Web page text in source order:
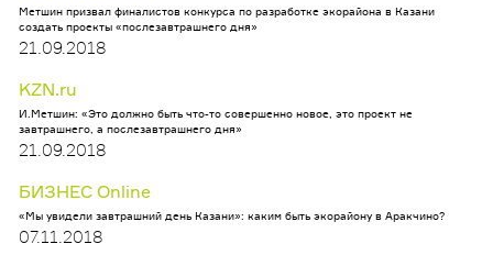
Метшин призвал финалистов конкурса по разработке экорайона в Казани
создать проекты «послезавтрашнего дня»
21.09.2018
KZN.ru
И.Метшин: «Это должно быть что-то совершенно новое, это проект не
завтрашнего, а послезавтрашнего дня»
21.09.2018
БИЗНЕС Online
«Мы увидели завтрашний день Казани»: каким быть экорайону в Аракчино?
07.11.2018